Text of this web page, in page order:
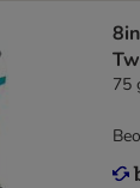
75